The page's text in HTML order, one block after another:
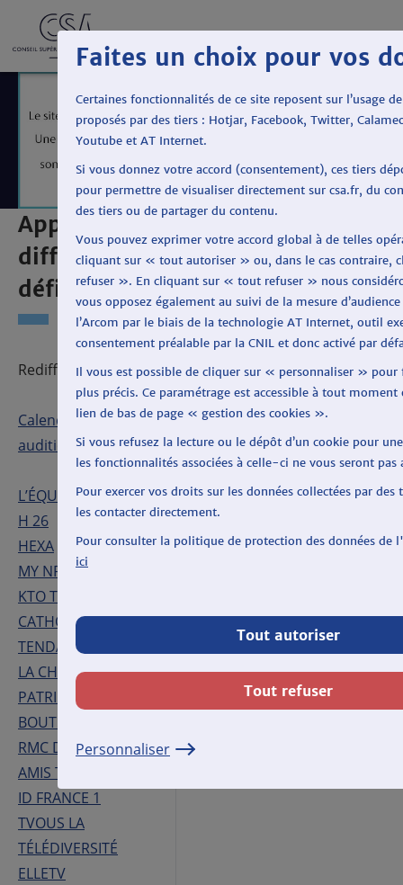
Appel à candidatures pour la
diffusion de 6 chaînes en haute
définition sur la TNT
Rediffusions
Calendrier des
auditions
L’ÉQUIPE HD
H 26
HEXA
MY NRJ
KTO TÉLÉVISION
CATHOLIQUE
TENDANCES 24
LA CHAÎNE DU
PATRIMOINE
BOUTIQUE & CO.
RMC DÉCOUVERTE
AMIS TV
ID FRANCE 1
TVOUS LA
TÉLÉDIVERSITÉ
ELLETV
AUDITIONS
PUBLIQUES DES
CANDIDATS
Auditions du projet :
CHÉRIE HD
Faites un choix pour vos
Certaines fonctionnalités de ce site reposent sur l’usage
proposés par des tiers : Hotjar, Facebook, Twitter,
Youtube et AT Internet.
Si vous donnez votre accord (consentement), ces tiers
pour permettre de visualiser directement sur csa.fr, du
des tiers ou de partager du contenu.
Vous pouvez exprimer votre accord global à de telles
cliquant sur « tout autoriser » ou, dans le cas contraire,
refuser ». En cliquant sur « tout refuser » nous
vous opposez également au suivi de la mesure
l’Arcom par le biais de la technologie AT Internet, outil
consentement préalable par la CNIL et donc activé par
Il vous est possible de cliquer sur « personnaliser » pour
plus précis. Ce paramétrage est accessible à tout
lien de bas de page « gestion des cookies ».
Si vous refusez la lecture ou le dépôt d’un cookie pour
les fonctionnalités associées à celle-ci ne vous seront pas
Pour exercer vos droits sur les données collectées par des
les contacter directement.
Pour consulter la politique de protection des données de
ici
Tout autoriser
Tout refuser
Personnaliser